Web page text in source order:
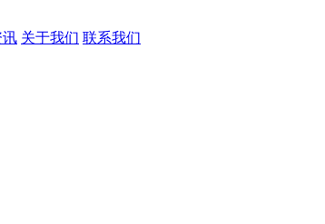
讯 关于我们 联系我们